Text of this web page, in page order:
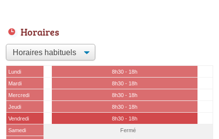
Horaires
Lundi
8h30 - 18h
Mardi
8h30 - 18h
Mercredi
8h30 - 18h
Jeudi
8h30 - 18h
Vendredi
8h30 - 18h
Samedi
Fermé